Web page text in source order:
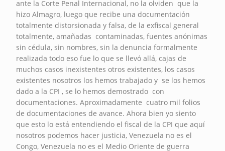
ante la Corte Penal Internacional, no la olviden que la
hizo Almagro, luego que recibe una documentación
totalmente distorsionada y falsa, de la exfiscal general
totalmente, amañadas contaminadas, fuentes anónimas
sin cédula, sin nombres, sin la denuncia formalmente
realizada todo eso fue lo que se llevó allá, cajas de
muchos casos inexistentes otros existentes, los casos
existentes nosotros los hemos trabajado y se los hemos
dado a la CPI , se lo hemos demostrado con
documentaciones. Aproximadamente cuatro mil folios
de documentaciones de avance. Ahora bien yo siento
que esto lo está entendiendo el fiscal de la CPI que aquí
nosotros podemos hacer justicia, Venezuela no es el
Congo, Venezuela no es el Medio Oriente de guerra